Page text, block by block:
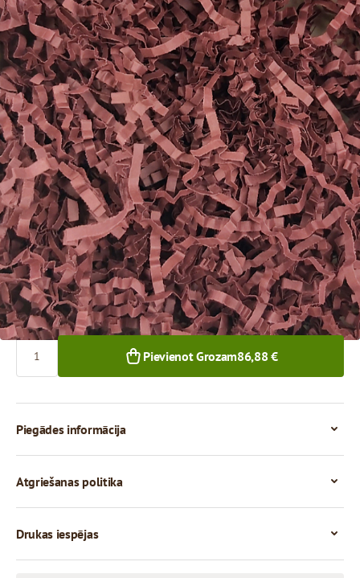
Papīra skaidas dekorēšanai
Preces kods:DS206-5
Izmērs:Pilns iepakojums - 5 kg
Materiāls:Papīrs, 4 mm
Prece nav pieejama saņemšanai pakomātā.
Cena par 1 iepak.
86,88 €
1+ iepak.
Skaits
Pievienot Grozam86,88 €
Piegādes informācija
Atgriešanas politika
Drukas iespējas